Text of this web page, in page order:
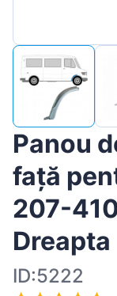
Panou
față
207-
Dreapta
ID:5222